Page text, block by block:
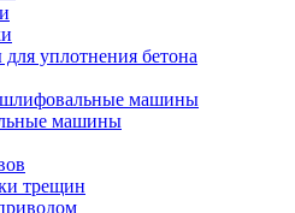
уплотнения бетона
машины
машины
трещин